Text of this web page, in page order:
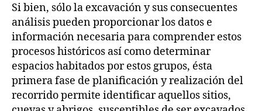
Si bien, sólo la excavación y sus consecuentes
análisis pueden proporcionar los datos e
información necesaria para comprender estos
procesos históricos así como determinar
espacios habitados por estos grupos, ésta
primera fase de planificación y realización del
recorrido permite identificar aquellos sitios,